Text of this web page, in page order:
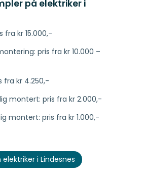
på elektriker i
fra kr 15.000,-
pris fra kr 10.000 –
fra kr 4.250,-
montert: pris fra kr 2.000,-
montert: pris fra kr 1.000,-
i Lindesnes